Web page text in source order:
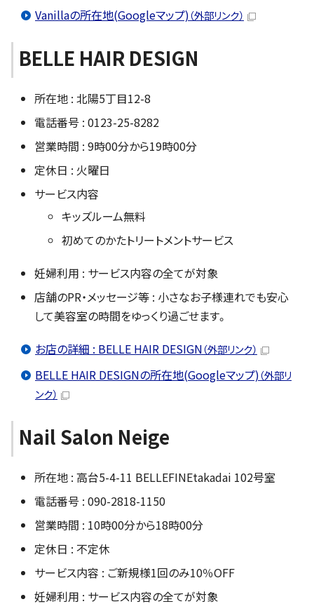
Vanillaの所在地(Googleマップ)（外部リンク）
BELLE HAIR DESIGN
所在地 : 北陽5丁目12-8
電話番号 : 0123-25-8282
営業時間 : 9時00分から19時00分
定休日 : 火曜日
サービス内容
キッズルーム無料
初めてのかたトリートメントサービス
妊婦利用 : サービス内容の全てが対象
店舗のPR・メッセージ等 : 小さなお子様連れでも安心
して美容室の時間をゆっくり過ごせます。
お店の詳細 : BELLE HAIR DESIGN（外部リンク）
BELLE HAIR DESIGNの所在地(Googleマップ)（外部リ
ンク）
Nail Salon Neige
所在地 : 高台5-4-11 BELLEFINEtakadai 102号室
電話番号 : 090-2818-1150
営業時間 : 10時00分から18時00分
定休日 : 不定休
サービス内容 : ご新規様1回のみ10％OFF
妊婦利用 : サービス内容の全てが対象